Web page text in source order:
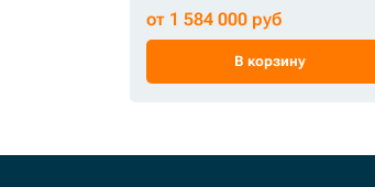
от 1 584 000 руб
В корзину